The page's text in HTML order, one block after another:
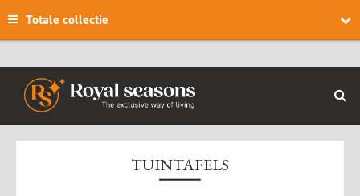
Totale collectie
TUINTAFELS